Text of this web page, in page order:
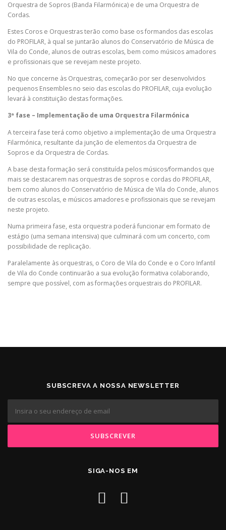
Orquestra de Sopros (Banda Filarmónica) e de uma Orquestra de
Cordas.
Estes Coros e Orquestras terão como base os formandos das escolas
do PROFILAR, à qual se juntarão alunos do Conservatório de Música de
Vila do Conde, alunos de outras escolas, bem como músicos amadores
e profissionais que se revejam neste projeto.
No que concerne às Orquestras, começarão por ser desenvolvidos
pequenos Ensembles no seio das escolas do PROFILAR, cuja evolução
levará à constituição destas formações.
3ª fase – Implementação de uma Orquestra Filarmónica
A terceira fase terá como objetivo a implementação de uma Orquestra
Filarmónica, resultante da junção de elementos da Orquestra de
Sopros e da Orquestra de Cordas.
A base desta formação será constituída pelos músicos/formandos que
mais se destacarem nas orquestras de sopros e cordas do PROFILAR,
bem como alunos do Conservatório de Música de Vila do Conde, alunos
de outras escolas, e músicos amadores e profissionais que se revejam
neste projeto.
Numa primeira fase, esta orquestra poderá funcionar em formato de
estágio (uma semana intensiva) que culminará com um concerto, com
possibilidade de replicação.
Paralelamente às orquestras, o Coro de Vila do Conde e o Coro Infantil
de Vila do Conde continuarão a sua evolução formativa colaborando,
sempre que possível, com as formações orquestrais do PROFILAR.
SUBSCREVA A NOSSA NEWSLETTER
SIGA-NOS EM